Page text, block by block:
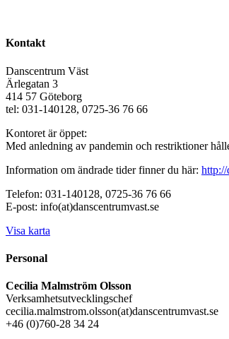
Kontakt
Danscentrum Väst
Ärlegatan 3
414 57 Göteborg
tel: 031-140128, 0725-36 76 66
Kontoret är öppet:
Med anledning av pandemin och restriktioner
Information om ändrade tider finner du här: http://
Telefon: 031-140128, 0725-36 76 66
E-post: info(at)danscentrumvast.se
Visa karta
Personal
Cecilia Malmström Olsson
Verksamhetsutvecklingschef
cecilia.malmstrom.olsson(at)danscentrumvast.se
+46 (0)760-28 34 24